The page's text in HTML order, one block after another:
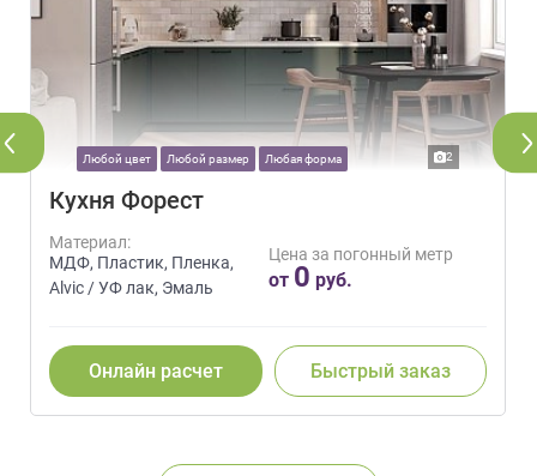
Любой цвет Любой размер Любая форма 2
Кухня Форест
Материал:
МДФ, Пластик, Пленка,
Alvic / УФ лак, Эмаль
Цена за погонный метр
от 0 руб.
Онлайн расчет Быстрый заказ